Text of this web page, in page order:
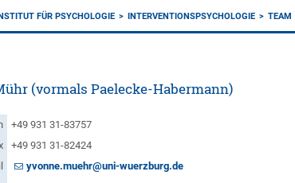
FÜR PSYCHOLOGIE INTERVENTIONSPSYCHOLOGIE TEAM
(vormals Paelecke-Habermann)
+49 931 31-83757
+49 931 31-82424
yvonne.muehr@uni-wuerzburg.de